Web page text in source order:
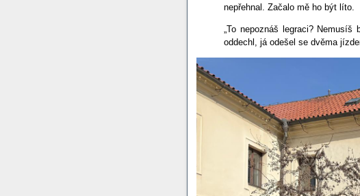
nepřehnal. Začalo mě ho být líto.
„To nepoznáš legraci?
oddechl, já odešel se dvěma